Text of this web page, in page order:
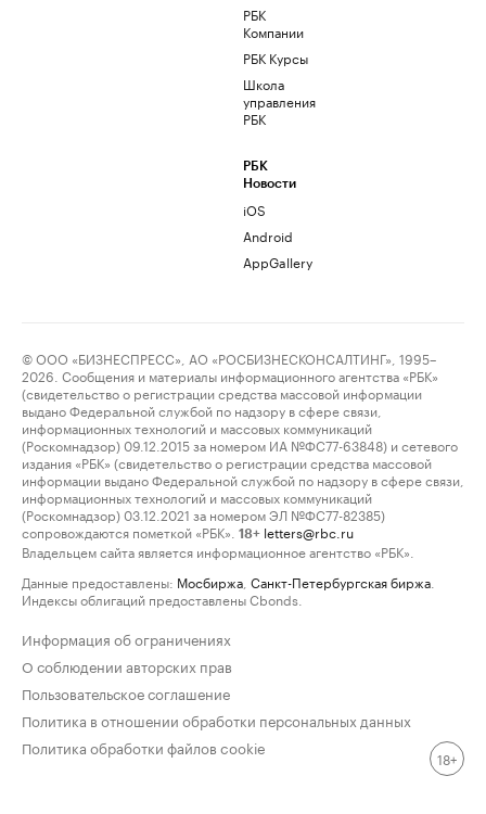
РБК
Компании
РБК Курсы
Школа
управления
РБК
РБК
Новости
iOS
Android
AppGallery
© ООО «БИЗНЕСПРЕСС», АО «РОСБИЗНЕСКОНСАЛТИНГ», 1995–
2026. Сообщения и материалы информационного агентства «РБК»
(свидетельство о регистрации средства массовой информации
выдано Федеральной службой по надзору в сфере связи,
информационных технологий и массовых коммуникаций
(Роскомнадзор) 09.12.2015 за номером ИА №ФС77-63848) и сетевого
издания «РБК» (свидетельство о регистрации средства массовой
информации выдано Федеральной службой по надзору в сфере связи,
информационных технологий и массовых коммуникаций
(Роскомнадзор) 03.12.2021 за номером ЭЛ №ФС77-82385)
сопровождаются пометкой «РБК».
18+ letters@rbc.ru
Владельцем сайта является информационное агентство «РБК».
Данные предоставлены: Мосбиржа Санкт-Петербургская биржа
Индексы облигаций предоставлены Cbonds.
Информация об ограничениях
О соблюдении авторских прав
Пользовательское соглашение
Политика в отношении обработки персональных данных
Политика обработки файлов cookie
18+